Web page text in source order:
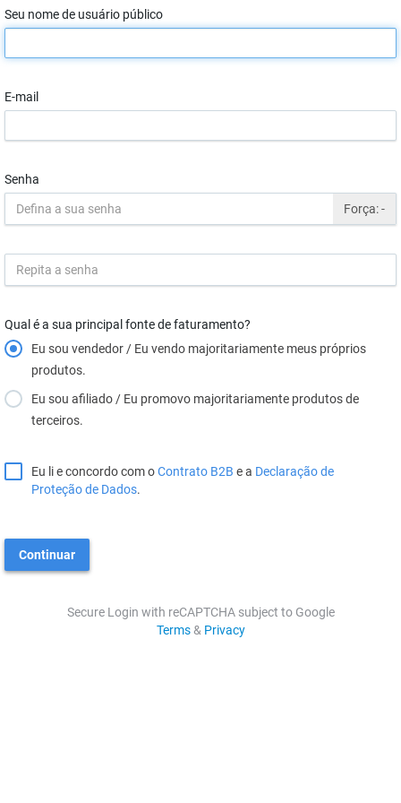
Seu nome de usuário público
E-mail
Senha
Força:-
Qual é a sua principal fonte de faturamento?
Eu sou vendedor / Eu vendo majoritariamente meus próprios
produtos.
Eu sou afiliado / Eu promovo majoritariamente produtos de
terceiros.
Eu li e concordo com oContrato B2B e a Declaração de
Proteção de Dados.
Continuar
Secure Login with reCAPTCHA subject to Google
Terms& Privacy